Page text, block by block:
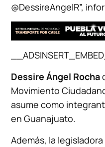
@DessireAngelR”,
Dessire Ángel Rocha
Movimiento
asume como
en Guanajuato.
Además, la